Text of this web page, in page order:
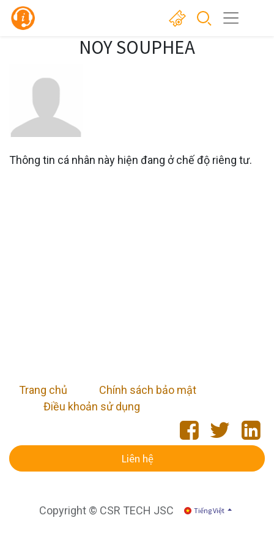
NOY SOUPHEA
Thông tin cá nhân này hiện đang ở chế độ riêng tư.
Trang chủ
Chính sách bảo mật
Điều khoản sử dụng
Liên hệ
Copyright © CSR TECH JSC Tiếng Việt